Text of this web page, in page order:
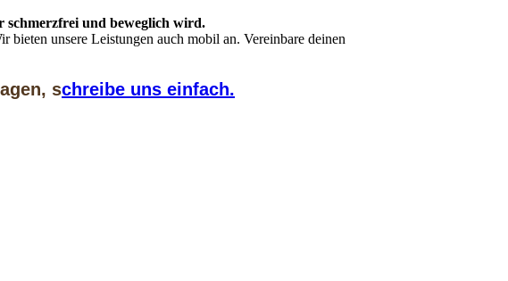
schmerzfrei und beweglich wird.
unsere Leistungen auch mobil an. Vereinbare deinen
schreibe uns einfach.